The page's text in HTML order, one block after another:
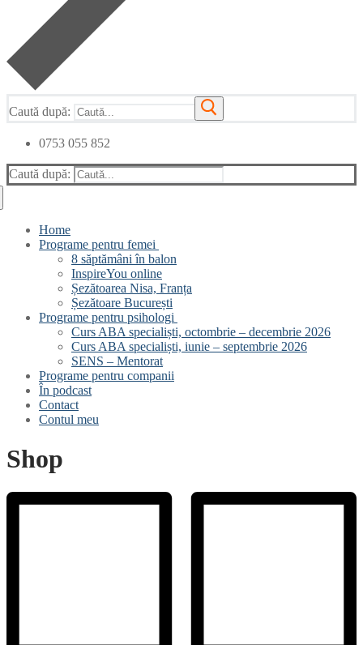
Caută după:
0753 055 852
Caută după:
Home
Programe pentru femei
8 săptămâni în balon
InspireYou online
Șezătoarea Nisa, Franța
Șezătoare București
Programe pentru psihologi
Curs ABA specialiști, octombrie – decembrie 2026
Curs ABA specialiști, iunie – septembrie 2026
SENS – Mentorat
Programe pentru companii
În podcast
Contact
Contul meu
Shop